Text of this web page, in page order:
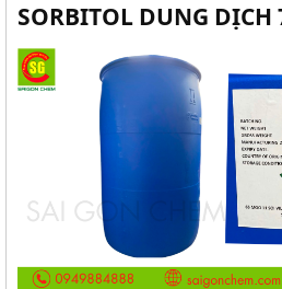
SORBITOL DUNG DỊCH